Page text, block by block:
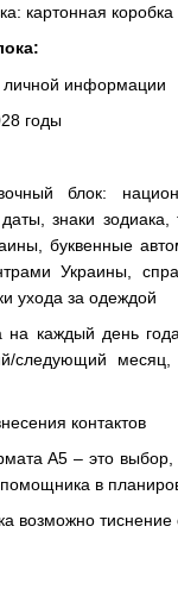
картонная коробка
личной информации
годы
блок:
знаки
буквенные
Украины,
ухода за одеждой
на каждый день
следующий
контактов
А5 – это
в
возможно